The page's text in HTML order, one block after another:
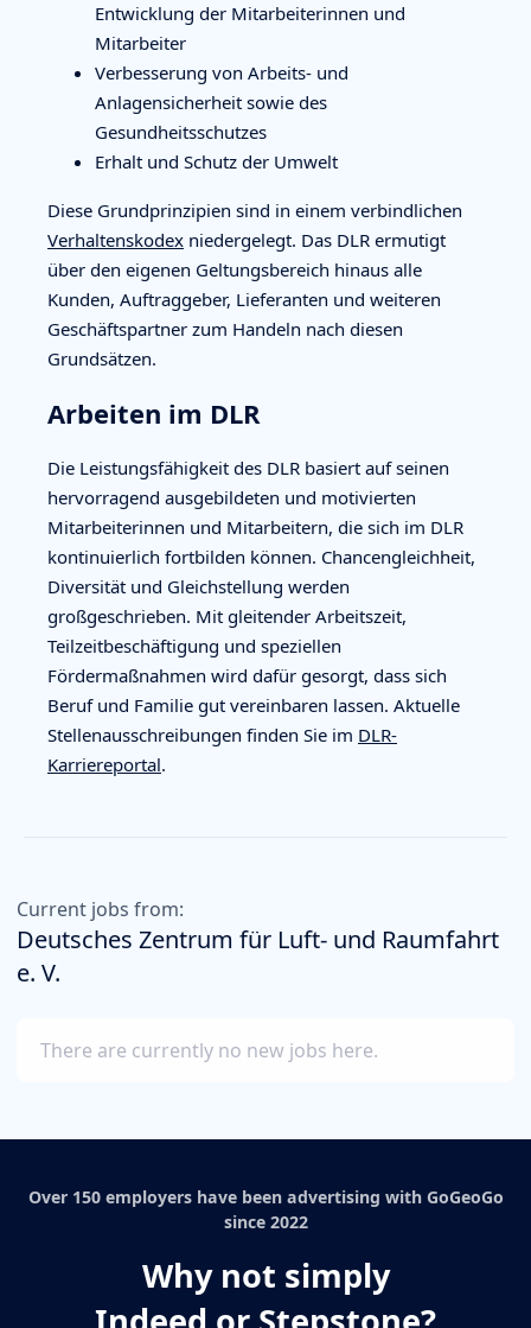
Entwicklung der Mitarbeiterinnen und
Mitarbeiter
Verbesserung von Arbeits- und
Anlagensicherheit sowie des
Gesundheitsschutzes
Erhalt und Schutz der Umwelt
Diese Grundprinzipien sind in einem verbindlichen
Verhaltenskodex niedergelegt. Das DLR ermutigt
über den eigenen Geltungsbereich hinaus alle
Kunden, Auftraggeber, Lieferanten und weiteren
Geschäftspartner zum Handeln nach diesen
Grundsätzen.
Arbeiten im DLR
Die Leistungsfähigkeit des DLR basiert auf seinen
hervorragend ausgebildeten und motivierten
Mitarbeiterinnen und Mitarbeitern, die sich im DLR
kontinuierlich fortbilden können. Chancengleichheit,
Diversität und Gleichstellung werden
großgeschrieben. Mit gleitender Arbeitszeit,
Teilzeitbeschäftigung und speziellen
Fördermaßnahmen wird dafür gesorgt, dass sich
Beruf und Familie gut vereinbaren lassen. Aktuelle
Stellenausschreibungen finden Sie im DLR-
Karriereportal.
Current jobs from:
Deutsches Zentrum für Luft- und Raumfahrt
e. V.
There are currently no new jobs here.
Over 150 employers have been advertising with GoGeoGo
since 2022
Why not simply